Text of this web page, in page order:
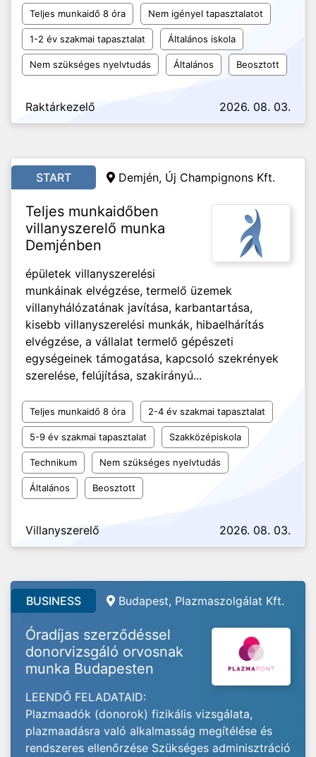
Teljes munkaidő 8 óra Nem igényel tapasztalatot
1-2 év szakmai tapasztalat Általános iskola
Nem szükséges nyelvtudás Általános Beosztott
Raktárkezelő 2026. 08. 03.
START Demjén, Új Champignons Kft.
Teljes munkaidőben
villanyszerelő munka
Demjénben
épületek villanyszerelési
munkáinak elvégzése, termelő üzemek
villanyhálózatának javítása, karbantartása,
kisebb villanyszerelési munkák, hibaelhárítás
elvégzése, a vállalat termelő gépészeti
egységeinek támogatása, kapcsoló szekrények
szerelése, felújítása, szakirányú...
Teljes munkaidő 8 óra 2-4 év szakmai tapasztalat
5-9 év szakmai tapasztalat Szakközépiskola
Technikum Nem szükséges nyelvtudás
Általános Beosztott
Villanyszerelő 2026. 08. 03.
BUSINESS Budapest, Plazmaszolgálat Kft.
Óradíjas szerződéssel
donorvizsgáló orvosnak
munka Budapesten
LEENDŐ FELADATAID:
Plazmaadók (donorok) fizikális vizsgálata,
plazmaadásra való alkalmasság megítélése és
rendszeres ellenőrzése Szükséges adminisztráció